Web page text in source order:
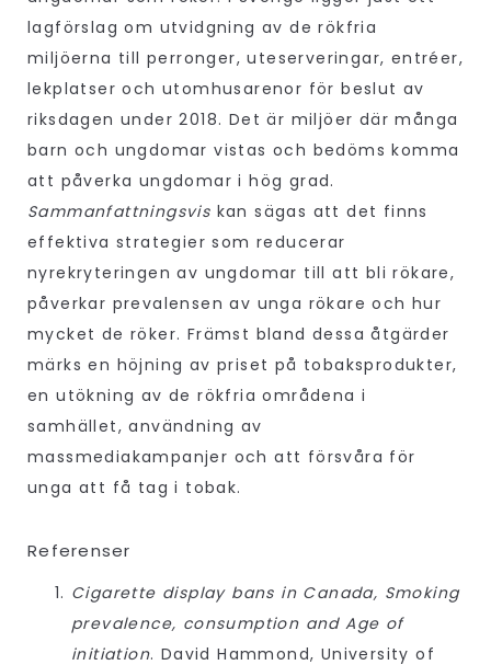
lagförslag om utvidgning av de rökfria
miljöerna till perronger, uteserveringar, entréer,
lekplatser och utomhusarenor för beslut av
riksdagen under 2018. Det är miljöer där många
barn och ungdomar vistas och bedöms komma
att påverka ungdomar i hög grad.
Sammanfattningsvis kan sägas att det finns
effektiva strategier som reducerar
nyrekryteringen av ungdomar till att bli rökare,
påverkar prevalensen av unga rökare och hur
mycket de röker. Främst bland dessa åtgärder
märks en höjning av priset på tobaksprodukter,
en utökning av de rökfria områdena i
samhället, användning av
massmediakampanjer och att försvåra för
unga att få tag i tobak.
Referenser
Cigarette display bans in Canada, Smoking
prevalence, consumption and Age of
initiation. David Hammond, University of